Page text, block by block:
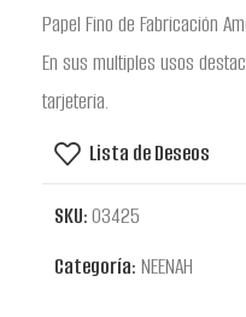
Papel Fino de Fabricación
En sus multiples usos
tarjeteria.
Lista de Deseos
SKU:03425
Categoría: NEENAH